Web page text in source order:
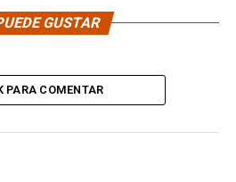
GUSTAR
PARA COMENTAR